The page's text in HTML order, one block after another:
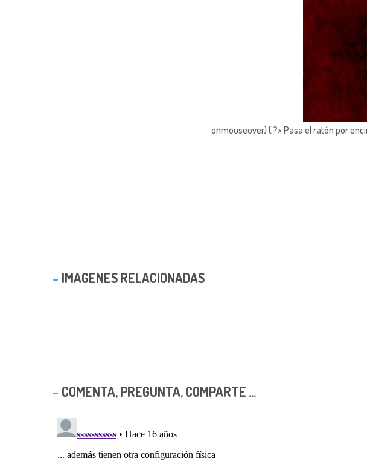
onmouseover) { ?> Pasa el ratón por
IMAGENES RELACIONADAS
COMENTA, PREGUNTA, COMPARTE ...